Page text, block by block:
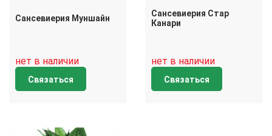
Сансевиерия Муншайн
нет в наличии
Связаться
Сансевиерия Стар
Канари
нет в наличии
Связаться